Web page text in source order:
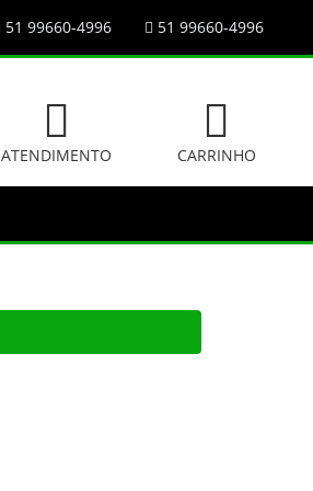
51 99660-4996 51 99660-4996
ATENDIMENTO CARRINHO